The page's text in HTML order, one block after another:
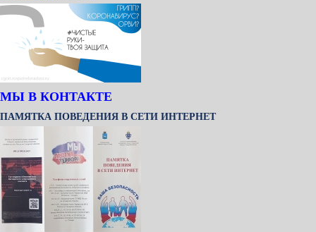
МЫ В КОНТАКТЕ
ПАМЯТКА ПОВЕДЕНИЯ В СЕТИ ИНТЕРНЕТ